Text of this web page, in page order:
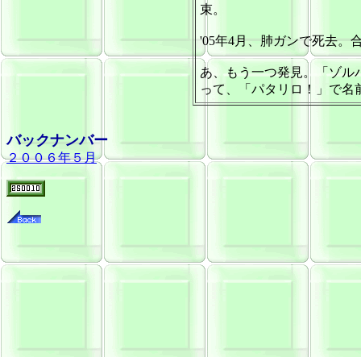
束。
'05年4月、肺ガンで死去。
あ、もう一つ発見。「ゾル
って、「パタリロ！」で名
バックナンバー
２００６年５月